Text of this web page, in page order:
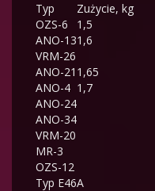
Typ
Zużycie, kg
OZS-6
1,5
ANO-131,6
VRM-26
ANO-21 1,65
ANO-4 1,7
ANO-24
ANO-34
VRM-20
MR-3
OZS-12
Typ E46A